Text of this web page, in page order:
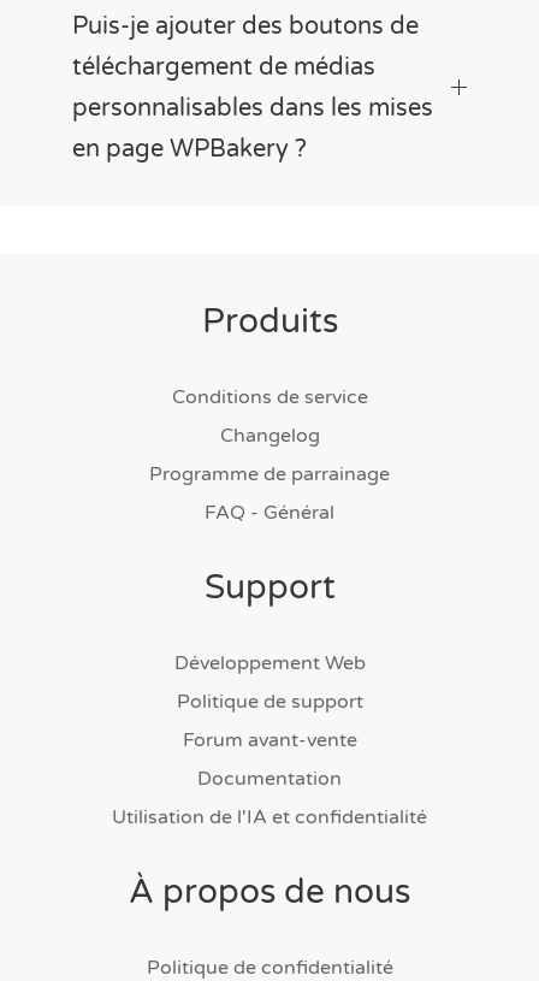
Puis-je ajouter des boutons de
téléchargement de médias
personnalisables dans les mises
en page WPBakery ?
Produits
Conditions de service
Changelog
Programme de parrainage
FAQ - Général
Support
Développement Web
Politique de support
Forum avant-vente
Documentation
Utilisation de l'IA et confidentialité
À propos de nous
Politique de confidentialité